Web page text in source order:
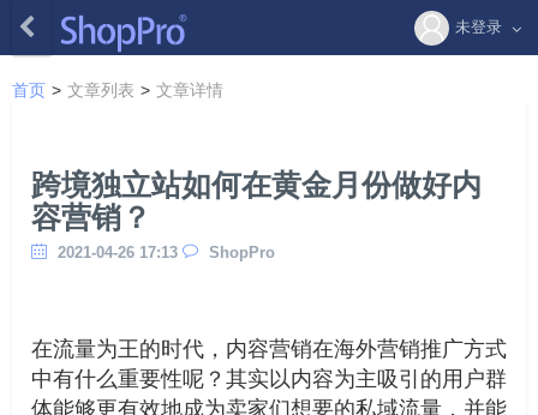
未登录
首页 > 文章列表 > 文章详情
跨境独立站如何在黄金月份做好内
容营销？
2021-04-26 17:13 ShopPro
在流量为王的时代，内容营销在海外营销推广方式
中有什么重要性呢？其实以内容为主吸引的用户群
体能够更有效地成为卖家们想要的私域流量，并能